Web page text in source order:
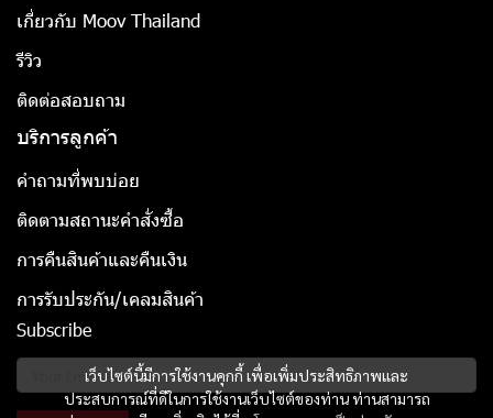
เว็บไซต์นี้มีการใช้งานคุกกี้ เพื่อเพิ่มประสิทธิภาพและ
ประสบการณ์ที่ดีในการใช้งานเว็บไซต์ของท่าน ท่านสามารถ
เกี่ยวกับ Moov Thailand
รีวิว
ติดต่อสอบถาม
บริการลูกค้า
คำถามที่พบบ่อย
ติดตามสถานะคำสั่งซื้อ
การคืนสินค้าและคืนเงิน
การรับประกัน/เคลมสินค้า
Subscribe